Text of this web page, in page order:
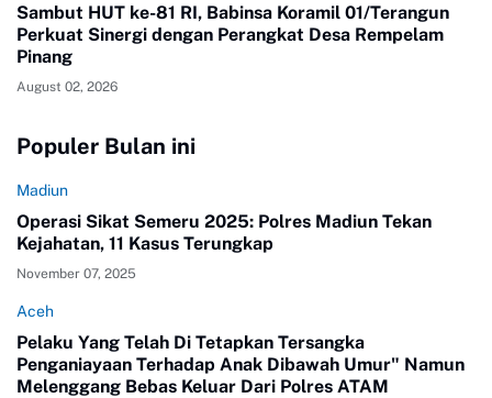
Sambut HUT ke-81 RI, Babinsa Koramil 01/Terangun
Perkuat Sinergi dengan Perangkat Desa Rempelam
Pinang
August 02, 2026
Populer Bulan ini
Madiun
Operasi Sikat Semeru 2025: Polres Madiun Tekan
Kejahatan, 11 Kasus Terungkap
November 07, 2025
Aceh
Pelaku Yang Telah Di Tetapkan Tersangka
Penganiayaan Terhadap Anak Dibawah Umur" Namun
Melenggang Bebas Keluar Dari Polres ATAM